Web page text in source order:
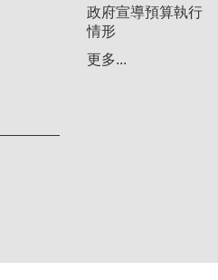
政府宣導預算執行
情形
更多...